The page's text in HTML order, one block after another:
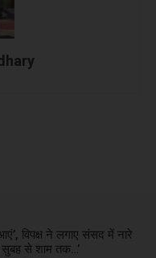
विपक्ष ने लगाए संसद में नारे
सुबह से शाम तक…’